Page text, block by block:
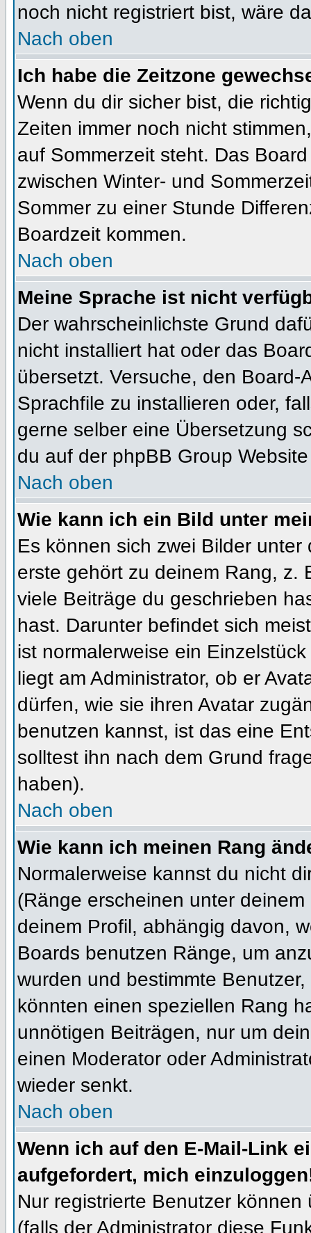
noch nicht registriert bist, wäre
Nach oben
Ich habe die Zeitzone
Wenn du dir sicher bist, die
Zeiten immer noch nicht
auf Sommerzeit steht. Das
zwischen Winter- und
Sommer zu einer Stunde
Boardzeit kommen.
Nach oben
Meine Sprache ist nicht
Der wahrscheinlichste Grund
nicht installiert hat oder das
übersetzt. Versuche, den
Sprachfile zu installieren oder,
gerne selber eine Übersetzung
du auf der phpBB Group
Nach oben
Wie kann ich ein Bild unter
Es können sich zwei Bilder
erste gehört zu deinem Rang, z.
viele Beiträge du geschrieben
hast. Darunter befindet sich
ist normalerweise ein
liegt am Administrator, ob er
dürfen, wie sie ihren Avatar
benutzen kannst, ist das eine
solltest ihn nach dem Grund
haben).
Nach oben
Wie kann ich meinen Rang
Normalerweise kannst du nicht
(Ränge erscheinen unter
deinem Profil, abhängig davon,
Boards benutzen Ränge, um
wurden und bestimmte
könnten einen speziellen Rang
unnötigen Beiträgen, nur um
einen Moderator oder
wieder senkt.
Nach oben
Wenn ich auf den E-Mail-Link
aufgefordert, mich
Nur registrierte Benutzer
(falls der Administrator diese